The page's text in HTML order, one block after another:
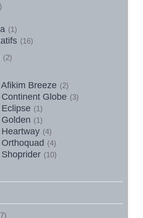
(1)
(16)
(2)
Breeze (2)
Globe (3)
(1)
(1)
(4)
(4)
(10)